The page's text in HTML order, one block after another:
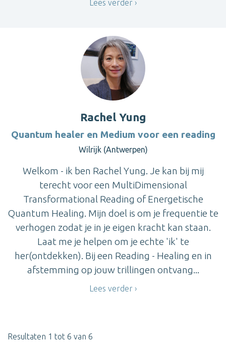
Lees verder
Rachel Yung
Quantum healer en Medium voor een reading
Wilrijk (Antwerpen)
Welkom - ik ben Rachel Yung. Je kan bij mij
terecht voor een MultiDimensional
Transformational Reading of Energetische
Quantum Healing. Mijn doel is om je frequentie te
verhogen zodat je in je eigen kracht kan staan.
Laat me je helpen om je echte 'ik' te
her(ontdekken). Bij een Reading - Healing en in
afstemming op jouw trillingen ontvang...
Lees verder
Resultaten 1 tot 6 van 6